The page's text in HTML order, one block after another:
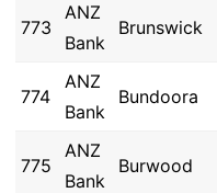
773
ANZ
Bank
Brunswick
774
ANZ
Bank
Bundoora
775
ANZ
Bank
Burwood